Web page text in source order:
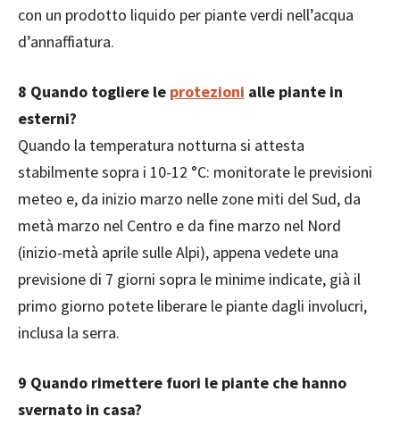
con un prodotto liquido per piante verdi nell’acqua
d’annaffiatura.
8 Quando togliere le protezioni alle piante in
esterni?
Quando la temperatura notturna si attesta
stabilmente sopra i 10-12 °C: monitorate le previsioni
meteo e, da inizio marzo nelle zone miti del Sud, da
metà marzo nel Centro e da fine marzo nel Nord
(inizio-metà aprile sulle Alpi), appena vedete una
previsione di 7 giorni sopra le minime indicate, già il
primo giorno potete liberare le piante dagli involucri,
inclusa la serra.
9 Quando rimettere fuori le piante che hanno
svernato in casa?